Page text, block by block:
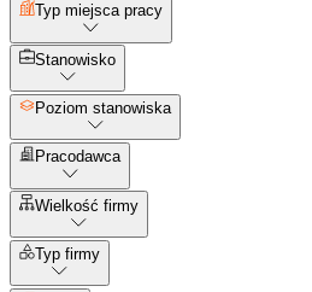
Typ miejsca pracy
Stanowisko
Poziom stanowiska
Pracodawca
Wielkość firmy
Typ firmy